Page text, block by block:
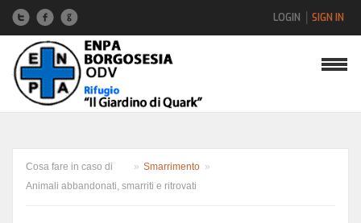
LOGIN SIGN IN
Cosa fare in caso di » Smarrimento »
Animali abbandonati, smarriti e ritrovati
Nome utente